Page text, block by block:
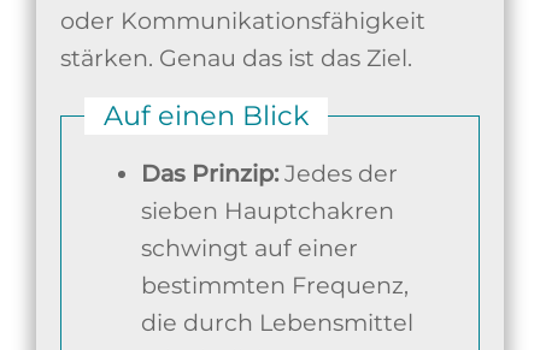
oder Kommunikationsfähigkeit
stärken. Genau das ist das Ziel.
Auf einen Blick
Das Prinzip:Jedes der
sieben Hauptchakren
schwingt auf einer
bestimmten Frequenz,
die durch Lebensmittel